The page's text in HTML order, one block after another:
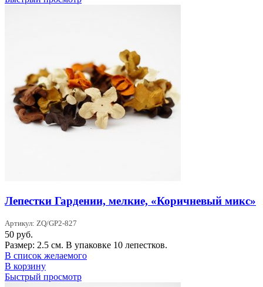
Лепестки Гардении, мелкие, «Коричневый микс»
Артикул: ZQ/GP2-827
50 руб.
Размер: 2.5 см. В упаковке 10 лепестков.
В список желаемого
В корзину
Быстрый просмотр